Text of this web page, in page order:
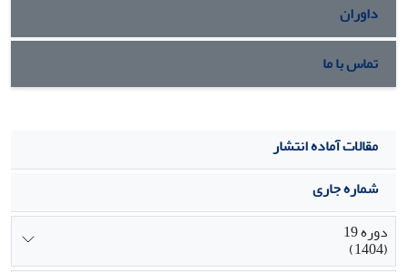
داوران
تماس با ما
مقالات آماده انتشار
شماره جاری
دوره 19
(1404)